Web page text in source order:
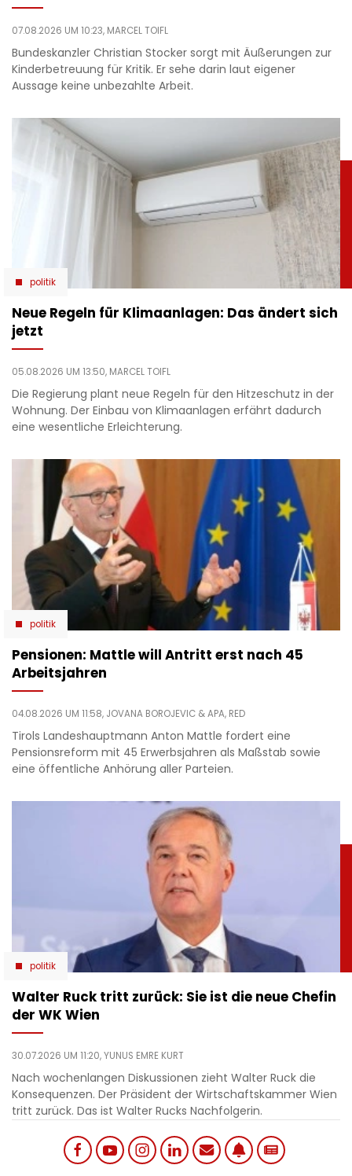
07.08.2026 UM 10:23, MARCEL TOIFL
Bundeskanzler Christian Stocker sorgt mit Äußerungen zur
Kinderbetreuung für Kritik. Er sehe darin laut eigener
Aussage keine unbezahlte Arbeit.
politik
Neue Regeln für Klimaanlagen: Das ändert sich
jetzt
05.08.2026 UM 13:50, MARCEL TOIFL
Die Regierung plant neue Regeln für den Hitzeschutz in der
Wohnung. Der Einbau von Klimaanlagen erfährt dadurch
eine wesentliche Erleichterung.
politik
Pensionen: Mattle will Antritt erst nach 45
Arbeitsjahren
04.08.2026 UM 11:58, JOVANA BOROJEVIC & APA, RED
Tirols Landeshauptmann Anton Mattle fordert eine
Pensionsreform mit 45 Erwerbsjahren als Maßstab sowie
eine öffentliche Anhörung aller Parteien.
politik
Walter Ruck tritt zurück: Sie ist die neue Chefin
der WK Wien
30.07.2026 UM 11:20,YUNUS EMRE KURT
Nach wochenlangen Diskussionen zieht Walter Ruck die
Konsequenzen. Der Präsident der Wirtschaftskammer Wien
tritt zurück. Das ist Walter Rucks Nachfolgerin.